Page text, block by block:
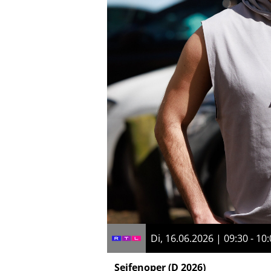
Di, 16.06.2026 | 09:30 -
Seifenoper(D 2026)